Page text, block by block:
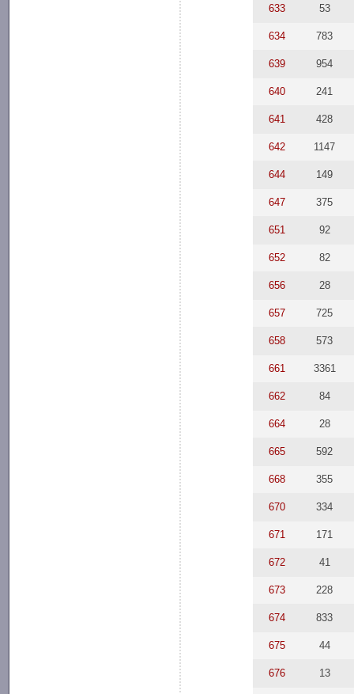
633 53
634 783
639 954
640 241
641 428
642 1147
644 149
647 375
651 92
652 82
656 28
657 725
658 573
661 3361
662 84
664 28
665 592
668 355
670 334
671 171
672 41
673 228
674 833
675 44
676 13